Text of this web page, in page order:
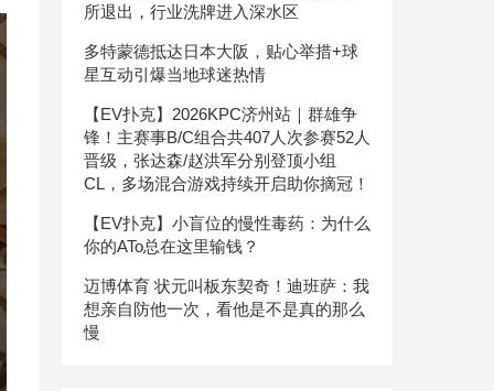
所退出，行业洗牌进入深水区
多特蒙德抵达日本大阪，贴心举措+球
星互动引爆当地球迷热情
【EV扑克】2026KPC济州站｜群雄争
锋！主赛事B/C组合共407人次参赛52人
晋级，张达森/赵洪军分别登顶小组
CL，多场混合游戏持续开启助你摘冠！
【EV扑克】小盲位的慢性毒药：为什么
你的ATo总在这里输钱？
迈博体育 状元叫板东契奇！迪班萨：我
想亲自防他一次，看他是不是真的那么
慢